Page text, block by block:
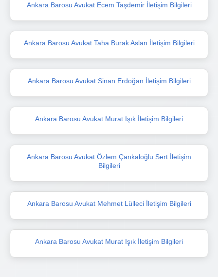
Ankara Barosu Avukat Ecem Taşdemir İletişim Bilgileri
Ankara Barosu Avukat Taha Burak Aslan İletişim Bilgileri
Ankara Barosu Avukat Sinan Erdoğan İletişim Bilgileri
Ankara Barosu Avukat Murat Işık İletişim Bilgileri
Ankara Barosu Avukat Özlem Çankaloğlu Sert İletişim
Bilgileri
Ankara Barosu Avukat Mehmet Lülleci İletişim Bilgileri
Ankara Barosu Avukat Murat Işık İletişim Bilgileri